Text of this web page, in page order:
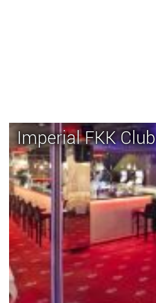
Imperial FKK Club